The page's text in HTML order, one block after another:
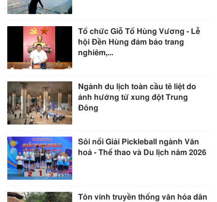
Tổ chức Giỗ Tổ Hùng Vương - Lễ
hội Đền Hùng đảm bảo trang
nghiêm,...
Ngành du lịch toàn cầu tê liệt do
ảnh hưởng từ xung đột Trung
Đông
Sôi nổi Giải Pickleball ngành Văn
hoá - Thể thao và Du lịch năm 2026
Tôn vinh truyền thống văn hóa dân